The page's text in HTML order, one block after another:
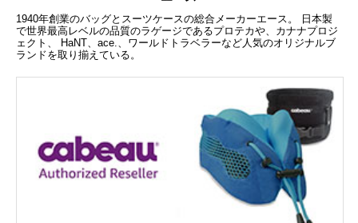
1940年創業のバッグとスーツケースの総合メーカーエース。 日本製
で世界最高レベルの品質のラゲージであるプロテカや、カナナプロジ
ェクト、 HaNT、ace.、ワールドトラベラーなど人気のオリジナルブ
ランドを取り揃えている。